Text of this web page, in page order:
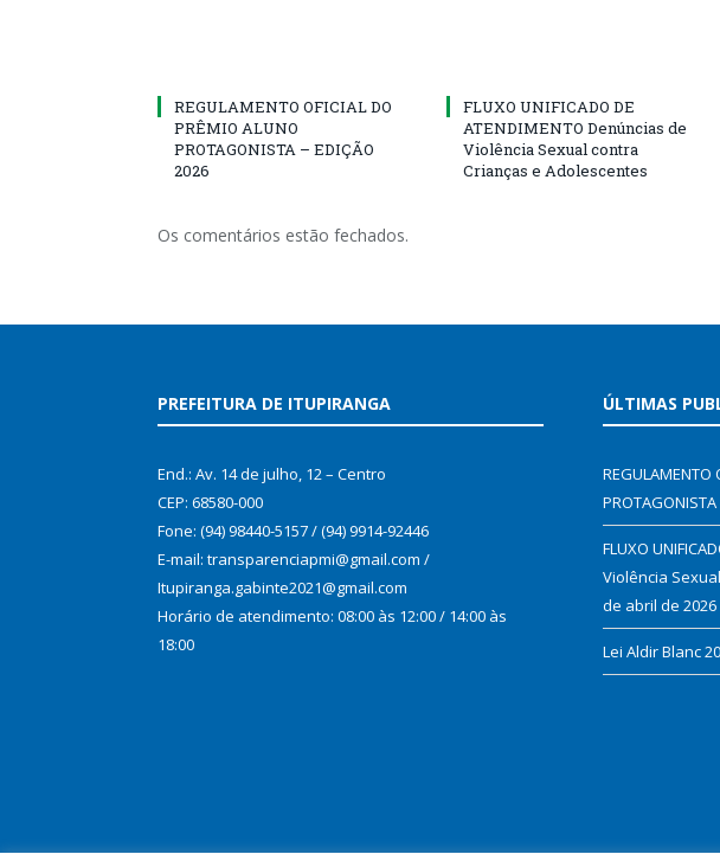
REGULAMENTO OFICIAL DO
PRÊMIO ALUNO
PROTAGONISTA – EDIÇÃO
2026
FLUXO UNIFICADO DE
ATENDIMENTO Denúncias de
Violência Sexual contra
Crianças e Adolescentes
Os comentários estão fechados.
PREFEITURA DE ITUPIRANGA
End.: Av. 14 de julho, 12 – Centro
CEP: 68580-000
Fone: (94) 98440-5157 / (94) 9914-92446
E-mail: transparenciapmi@gmail.com /
Itupiranga.gabinte2021@gmail.com
Horário de atendimento: 08:00 às 12:00 / 14:00 às
18:00
ÚLTIMAS
REGULAMENTO
FLUXO
Violência
de abril de 2026
Lei Aldir Blanc